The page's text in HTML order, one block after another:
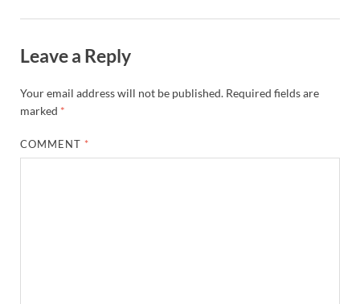
Leave a Reply
Your email address will not be published. Required fields are
marked *
COMMENT *